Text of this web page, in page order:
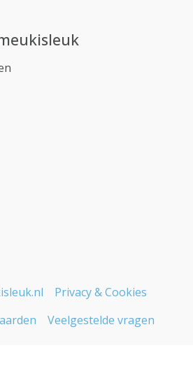
Privacy & Cookies
Veelgestelde vragen